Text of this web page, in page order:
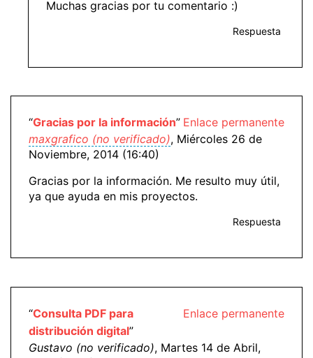
Muchas gracias por tu comentario :)
Respuesta
Enlace permanente
“Gracias por la información”
maxgrafico (no verificado), Miércoles 26 de
Noviembre, 2014 (16:40)
Gracias por la información. Me resulto muy útil,
ya que ayuda en mis proyectos.
Respuesta
Enlace permanente
“Consulta PDF para
distribución digital”
Gustavo (no verificado), Martes 14 de Abril,